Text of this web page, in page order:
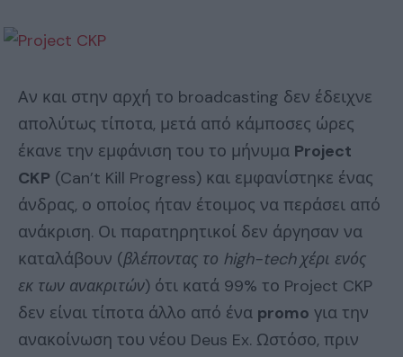
Αν και στην αρχή το broadcasting δεν έδειχνε
απολύτως τίποτα, μετά από κάμποσες ώρες
έκανε την εμφάνιση του το μήνυμα Project
CKP (Can’t Kill Progress) και εμφανίστηκε ένας
άνδρας, ο οποίος ήταν έτοιμος να περάσει από
ανάκριση. Οι παρατηρητικοί δεν άργησαν να
καταλάβουν (βλέποντας το high-tech χέρι ενός
εκ των ανακριτών) ότι κατά 99% το Project CKP
δεν είναι τίποτα άλλο από ένα promo για την
ανακοίνωση του νέου Deus Ex. Ωστόσο, πριν